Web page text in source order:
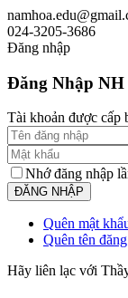
024-3205-3686
Đăng nhập
Đăng Nhập NH
Tài khoản được cấp
Nhớ đăng nhập
Quên mật
Quên tên
Hãy liên lạc với